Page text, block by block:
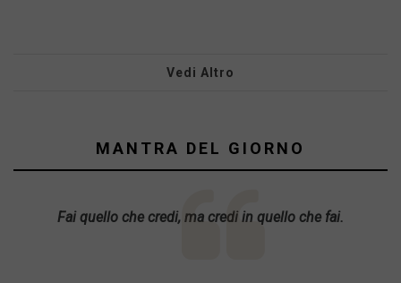
Vedi Altro
MANTRA DEL GIORNO
Fai quello che credi, ma credi in quello che fai.